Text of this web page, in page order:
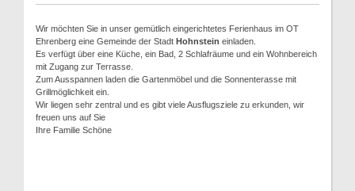
Wir möchten Sie in unser gemütlich eingerichtetes Ferienhaus im OT
Ehrenberg eine Gemeinde der Stadt Hohnstein einladen.
Es verfügt über eine Küche, ein Bad, 2 Schlafräume und ein Wohnbereich
mit Zugang zur Terrasse.
Zum Ausspannen laden die Gartenmöbel und die Sonnenterasse mit
Grillmöglichkeit ein.
Wir liegen sehr zentral und es gibt viele Ausflugsziele zu erkunden, wir
freuen uns auf Sie
Ihre Familie Schöne